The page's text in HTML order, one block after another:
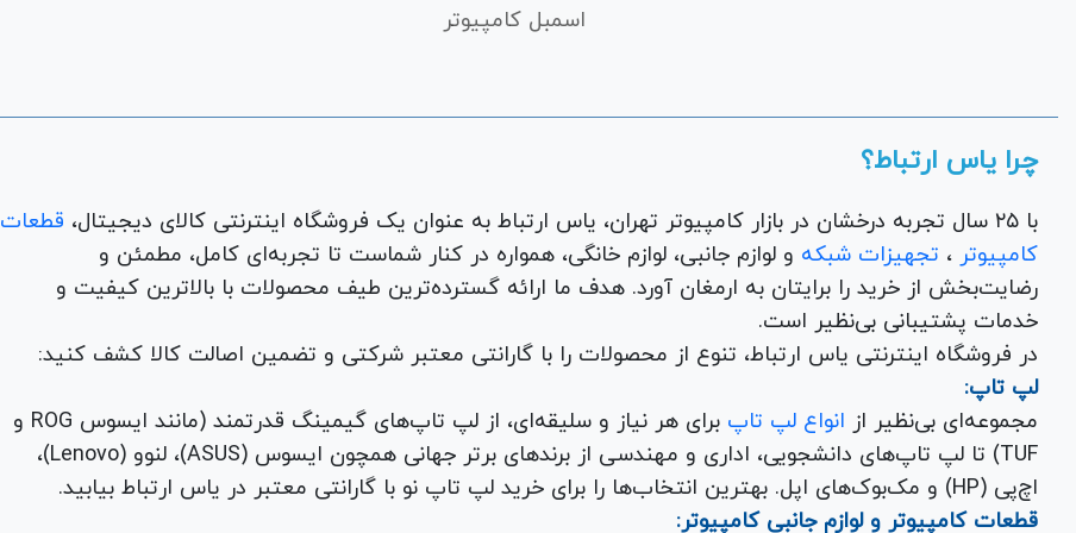
اسمبل کامپیوتر
چرا یاس ارتباط؟
با ۲۵ سال تجربه درخشان در بازار کامپیوتر تهران، یاس ارتباط به عنوان یک فروشگاه اینترنتی کالای دیجیتال،
قطعات
کامپیوتر ، تجهیزات شبکه
و لوازم جانبی، لوازم خانگی، همواره در کنار شماست تا تجربه‌ای کامل، مطمئن و
رضایت‌بخش از خرید را برایتان به ارمغان آورد. هدف ما ارائه گسترده‌ترین طیف محصولات با بالاترین کیفیت و
خدمات پشتیبانی بی‌نظیر است.
در فروشگاه اینترنتی یاس ارتباط، تنوع از محصولات را با گارانتی معتبر شرکتی و تضمین اصالت کالا کشف کنید:
لپ تاپ:
مجموعه‌ای بی‌نظیر از انواع لپ تاپ
برای هر نیاز و سلیقه‌ای، از لپ تاپ‌های گیمینگ قدرتمند (مانند ایسوس ROG و
TUF) تا لپ تاپ‌های دانشجویی، اداری و مهندسی از برندهای برتر جهانی همچون ایسوس (ASUS)، لنوو (Lenovo)،
اچ‌پی (HP) و مک‌بوک‌های اپل. بهترین انتخاب‌ها را برای خرید لپ تاپ نو با گارانتی معتبر در یاس ارتباط بیابید.
قطعات کامپیوتر و لوازم جانبی کامپیوتر: